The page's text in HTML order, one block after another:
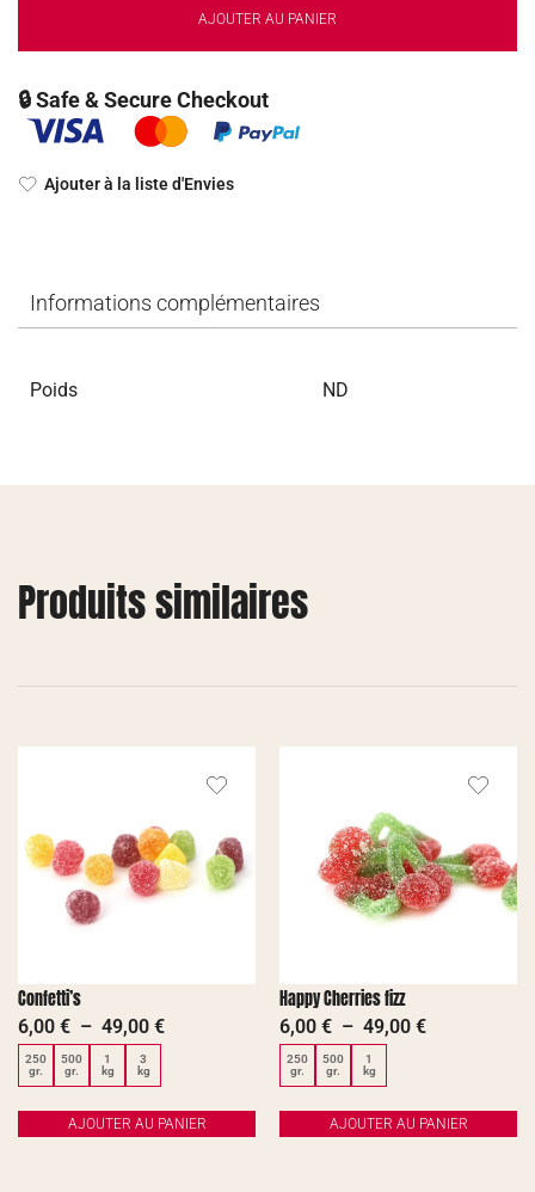
AJOUTER AU PANIER
🔒 Safe & Secure Checkout
Ajouter à la liste d'Envies
Informations complémentaires
Poids ND
Produits similaires
Confetti’s
6,00 € – 49,00 €
250
gr.
500
gr.
1
kg
3
kg
AJOUTER AU PANIER
Happy Cherries fizz
6,00 € – 49,00 €
250
gr.
500
gr.
1
kg
AJOUTER AU PANIER